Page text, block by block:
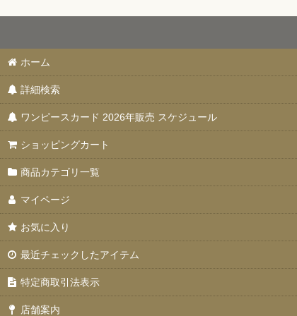
ホーム
詳細検索
ワンピースカード 2026年販売 スケジュール
ショッピングカート
商品カテゴリ一覧
マイページ
お気に入り
最近チェックしたアイテム
特定商取引法表示
店舗案内